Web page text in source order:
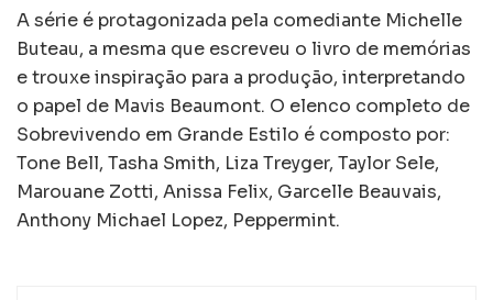
A série é protagonizada pela comediante Michelle
Buteau, a mesma que escreveu o livro de memórias
e trouxe inspiração para a produção, interpretando
o papel de Mavis Beaumont. O elenco completo de
Sobrevivendo em Grande Estilo é composto por:
Tone Bell, Tasha Smith, Liza Treyger, Taylor Sele,
Marouane Zotti, Anissa Felix, Garcelle Beauvais,
Anthony Michael Lopez, Peppermint.